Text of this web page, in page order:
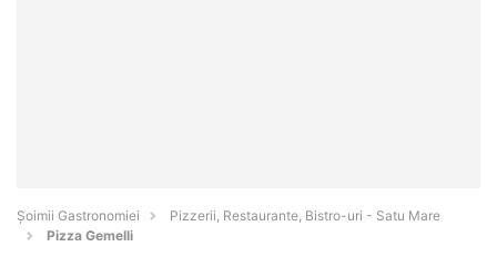
Șoimii Gastronomiei
Pizzerii, Restaurante, Bistro-uri - Satu Mare
Pizza Gemelli